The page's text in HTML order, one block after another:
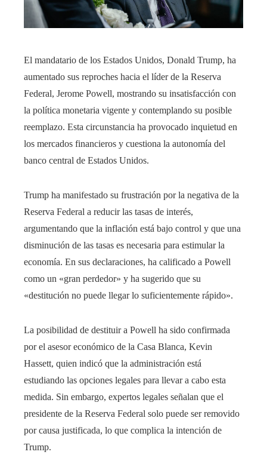
El mandatario de los Estados Unidos, Donald Trump, ha
aumentado sus reproches hacia el líder de la Reserva
Federal, Jerome Powell, mostrando su insatisfacción con
la política monetaria vigente y contemplando su posible
reemplazo. Esta circunstancia ha provocado inquietud en
los mercados financieros y cuestiona la autonomía del
banco central de Estados Unidos.
Trump ha manifestado su frustración por la negativa de la
Reserva Federal a reducir las tasas de interés,
argumentando que la inflación está bajo control y que una
disminución de las tasas es necesaria para estimular la
economía. En sus declaraciones, ha calificado a Powell
como un «gran perdedor» y ha sugerido que su
«destitución no puede llegar lo suficientemente rápido». ​
La posibilidad de destituir a Powell ha sido confirmada
por el asesor económico de la Casa Blanca, Kevin
Hassett, quien indicó que la administración está
estudiando las opciones legales para llevar a cabo esta
medida. Sin embargo, expertos legales señalan que el
presidente de la Reserva Federal solo puede ser removido
por causa justificada, lo que complica la intención de
Trump.